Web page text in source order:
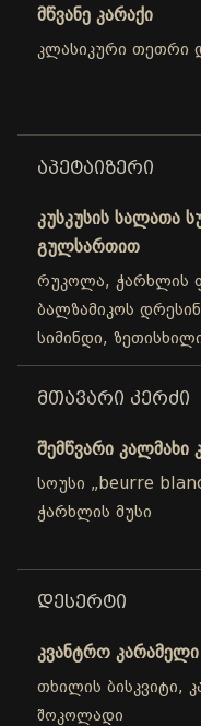
მწვანე კარაქი
კლასიკური თეთრი
ᲐᲞᲔᲢᲐᲘᲖᲔᲠᲘ
კუსკუსის სალათა
გულსართით
რუკოლა, ჭარხლის
ბალზამიკოს
სიმინდი,
ᲛᲗᲐᲕᲐᲠᲘ ᲙᲔᲠᲫᲘ
შემწვარი კალმახი
სოუსი „beurre
ჭარხლის მუსი
ᲓᲔᲡᲔᲠᲢᲘ
კვანტრო კარამელი
თხილის ბისკვიტი,
შოკოლადი